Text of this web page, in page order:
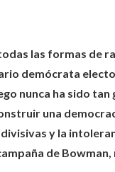
las formas de
demócrata
nunca ha sido
una
y la
de